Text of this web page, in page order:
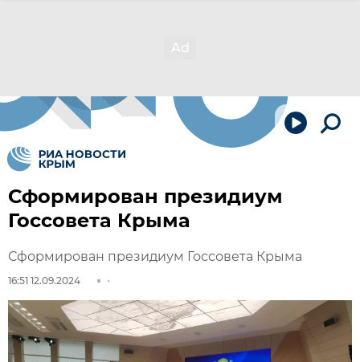
Сформирован президиум
Госсовета Крыма
Сформирован президиум Госсовета Крыма
16:51 12.09.2024